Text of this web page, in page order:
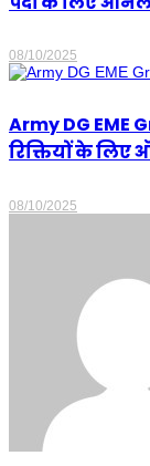
08/10/2025
Army DG EME
रिक्तियों के
08/10/2025